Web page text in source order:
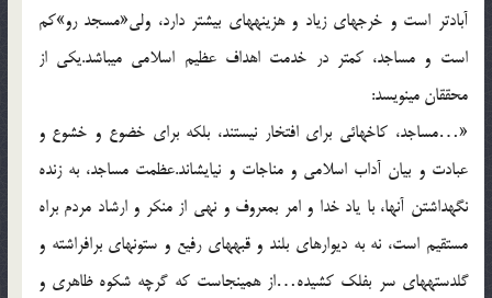
آبادتر است و خرج‏های زیاد و هزینه‏های بیشتر دارد، ولی‏«مسجد رو»کم
است و مساجد، کمتر در خدمت اهداف عظیم اسلامی می‏باشد.یکی از
محققان می‏نویسد:
«…مساجد، کاخهائی برای افتخار نیستند، بلکه برای خضوع و خشوع و
عبادت و بیان آداب اسلامی و مناجات و نیایش‏اند.عظمت مساجد، به زنده
نگهداشتن آنها، با یاد خدا و امر بمعروف و نهی از منکر و ارشاد مردم براه
مستقیم است، نه به دیوارهای بلند و قبه‏های رفیع و ستون‏های برافراشته و
گلدسته‏های سر بفلک کشیده…از همینجاست که گرچه شکوه ظاهری و